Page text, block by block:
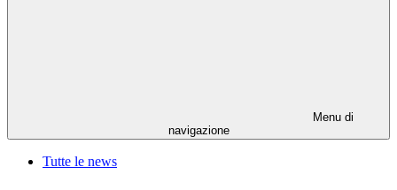
Menu di
navigazione
Tutte le news